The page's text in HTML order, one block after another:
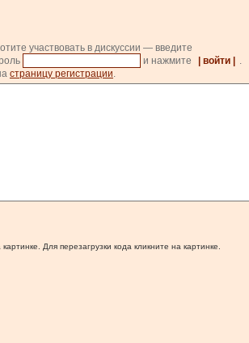
участвовать в дискуссии — введите
и нажмите | войти |
.
страницу регистрации.
Для перезагрузки кода кликните на картинке.